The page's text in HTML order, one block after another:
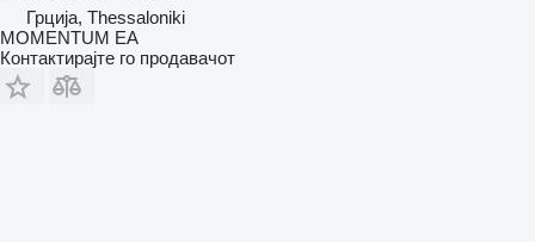
Грција, Thessaloniki
MOMENTUM EA
Контактирајте го продавачот